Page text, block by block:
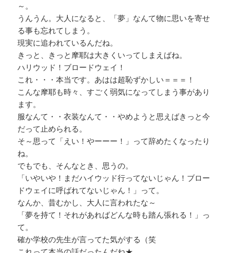
～。
うんうん。大人になると、「夢」なんて物に思いを寄せ
る事も忘れてしまう。
現実に追われているんだね。
きっと、きっと摩耶は大きくいってしまえばね。
ハリウッド！ブロードウェイ！
これ・・・本当です。あはは超恥ずかしい＝＝＝！
こんな摩耶も時々、すごく弱気になってしまう事があり
ます。
服なんて・・衣装なんて・・やめようと思えばきっと今
だって止められる。
そ～思って「えい！やーーー！」って辞めたくなったり
ね。
でもでも、そんなとき、思うの。
「いやいや！まだハイウッド行ってないじゃん！ブロー
ドウェイに呼ばれてないじゃん！」って。
なんか、昔むかし、大人に言われたな～
「夢を持て！それがあればどんな時も踏ん張れる！」っ
て。
確か学校の先生が言ってた気がする（笑